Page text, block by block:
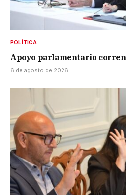
POLÍTICA
Apoyo parlamentario
6 de agosto de 2026